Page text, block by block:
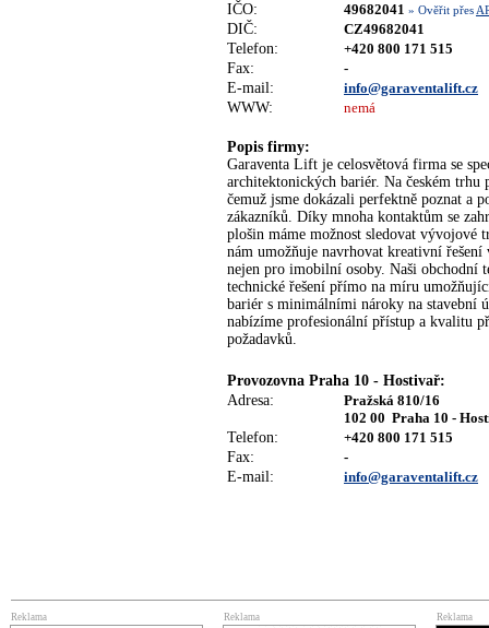
IČO:
49682041 » Ověřit přes
DIČ:
CZ49682041
Telefon:
+420 800 171 515
Fax:
-
E-mail:
info@garaventalift.cz
WWW:
nemá
Popis firmy:
Garaventa Lift je celosvětová firma se
architektonických bariér. Na českém
čemuž jsme dokázali perfektně poznat a
zákazníků. Díky mnoha kontaktům se
plošin máme možnost sledovat vývojové
nám umožňuje navrhovat kreativní
nejen pro imobilní osoby. Naši obchodní
technické řešení přímo na míru
bariér s minimálními nároky na stavební
nabízíme profesionální přístup a kvalitu
požadavků.
Provozovna Praha 10 - Hostivař:
Adresa:
Pražská 810/16
102 00 Praha 10 -
Telefon:
+420 800 171 515
Fax:
-
E-mail:
info@garaventalift.cz
Reklama Reklama Reklama